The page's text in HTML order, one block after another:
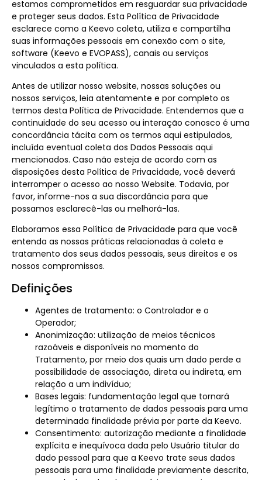
estamos comprometidos em resguardar sua privacidade
e proteger seus dados. Esta Política de Privacidade
esclarece como a Keevo coleta, utiliza e compartilha
suas informações pessoais em conexão com o site,
software (Keevo e EVOPASS), canais ou serviços
vinculados a esta política.
Antes de utilizar nosso website, nossas soluções ou
nossos serviços, leia atentamente e por completo os
termos desta Política de Privacidade. Entendemos que a
continuidade do seu acesso ou interação conosco é uma
concordância tácita com os termos aqui estipulados,
incluída eventual coleta dos Dados Pessoais aqui
mencionados. Caso não esteja de acordo com as
disposições desta Política de Privacidade, você deverá
interromper o acesso ao nosso Website. Todavia, por
favor, informe-nos a sua discordância para que
possamos esclarecê-las ou melhorá-las.
Elaboramos essa Política de Privacidade para que você
entenda as nossas práticas relacionadas à coleta e
tratamento dos seus dados pessoais, seus direitos e os
nossos compromissos.
Definições
Agentes de tratamento: o Controlador e o
Operador;
Anonimização: utilização de meios técnicos
razoáveis e disponíveis no momento do
Tratamento, por meio dos quais um dado perde a
possibilidade de associação, direta ou indireta, em
relação a um indivíduo;
Bases legais: fundamentação legal que tornará
legítimo o tratamento de dados pessoais para uma
determinada finalidade prévia por parte da Keevo.
Consentimento: autorização mediante a finalidade
explícita e inequívoca dada pelo Usuário titular do
dado pessoal para que a Keevo trate seus dados
pessoais para uma finalidade previamente descrita,